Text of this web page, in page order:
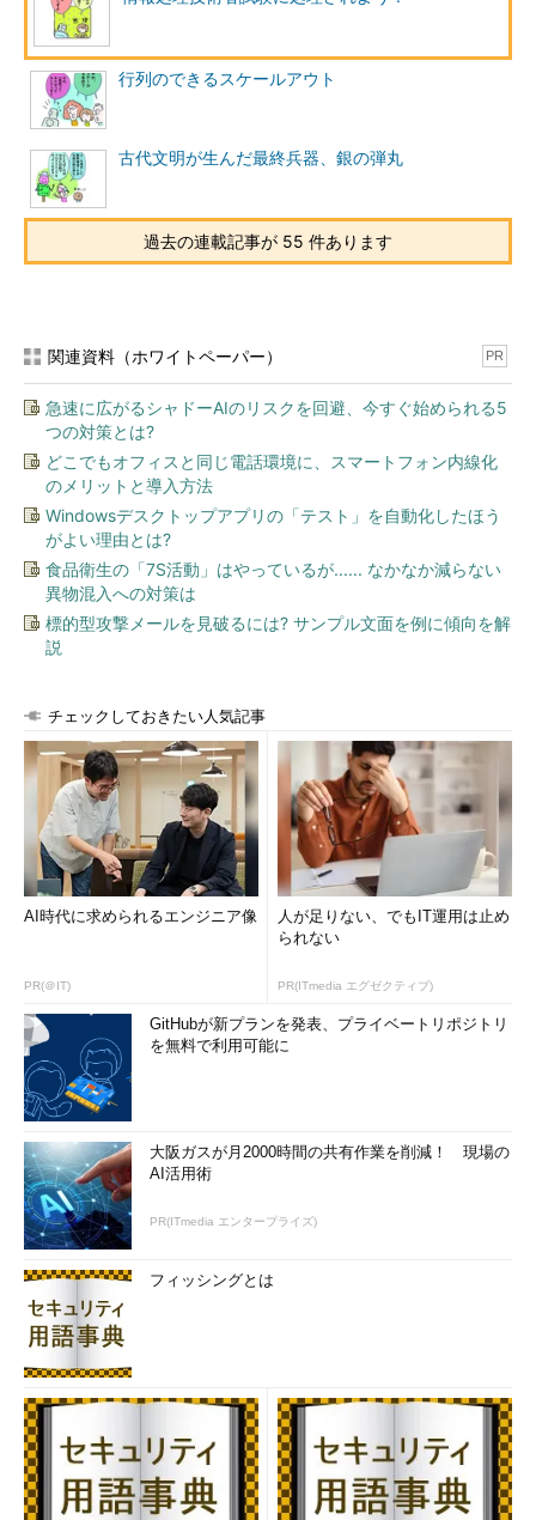
行列のできるスケールアウト
古代文明が生んだ最終兵器、銀の弾丸
過去の連載記事が 55 件あります
関連資料（ホワイトペーパー） PR
急速に広がるシャドーAIのリスクを回避、今すぐ始められる5
つの対策とは?
どこでもオフィスと同じ電話環境に、スマートフォン内線化
のメリットと導入方法
Windowsデスクトップアプリの「テスト」を自動化したほう
がよい理由とは?
食品衛生の「7S活動」はやっているが...... なかなか減らない
異物混入への対策は
標的型攻撃メールを見破るには? サンプル文面を例に傾向を解
説
チェックしておきたい人気記事
AI時代に求められるエンジニア像
PR(＠IT)
人が足りない、でもIT運用は止め
られない
PR(ITmedia エグゼクティブ)
GitHubが新プランを発表、プライベートリポジトリ
を無料で利用可能に
大阪ガスが月2000時間の共有作業を削減！ 現場の
AI活用術
PR(ITmedia エンタープライズ)
フィッシングとは